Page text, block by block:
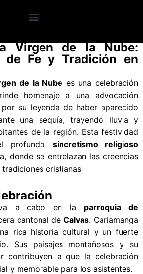
Virgen de la Nube:
de Fe y Tradición en
de la Nube es una celebración
homenaje a una advocación
su leyenda de haber aparecido
una sequía, trayendo lluvia y
de la región. Esta festividad
profundo sincretismo religioso
donde se entrelazan las creencias
cristianas.
a cabo en la parroquia de
cantonal deCalvas. Cariamanga
rica historia cultural y un fuerte
Sus paisajes montañosos y su
contribuyen a que la celebración
y memorable para los asistentes.